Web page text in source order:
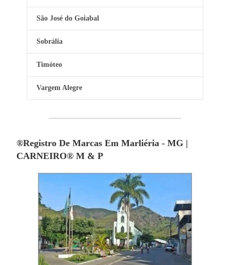
São José do Goiabal
Sobrália
Timóteo
Vargem Alegre
®Registro De Marcas Em Marliéria - MG |
CARNEIRO® M & P